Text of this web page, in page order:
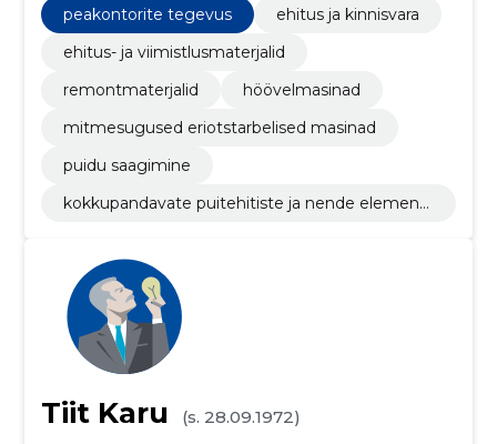
peakontorite tegevus
ehitus ja kinnisvara
ehitus- ja viimistlusmaterjalid
remontmaterjalid
höövelmasinad
mitmesugused eriotstarbelised masinad
puidu saagimine
kokkupandavate puitehitiste ja nende elementi
Tiit Karu
(s. 28.09.1972)